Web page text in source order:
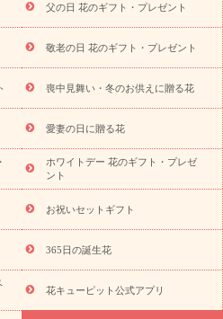
供え・お悔やみの花
四十九日法要以
花
お供え お花とセットギフト
ペットのお供えフラワー
お盆（新
返し お見舞い
お取り寄せギフト
植物 ミディ胡蝶蘭
プリザーブ
す アレンジメント 花束
スタ
やみ 胡蝶蘭 胡蝶蘭・花鉢
蝶蘭・お供え
世界初の青色胡蝶蘭
多肉植物
プリザーブドフラワー
花とセットギフト
セミオーダー
ア-）
花とみどりのeギフト
ピンク イエローオレンジ
レッ
トルコキキョウ
お祝い・4000円～
お祝い・
お祝い・ 10000円～
お供え・お
父の日 花のギフト・プレゼント
敬老の日 花のギフト・プレゼント
喪中見舞い・冬のお供えに贈る花
愛妻の日に贈る花
ホワイトデー 花のギフト・プレゼ
ント
お祝いセットギフト
365日の誕生花
花キューピット公式アプリ